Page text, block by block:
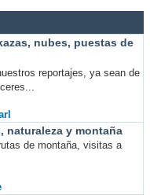
nubes, puestas de
reportajes, ya sean de
naturaleza y montaña
de montaña, visitas a